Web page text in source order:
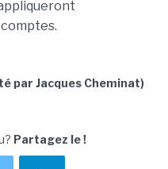
par Jacques Cheminat)
Partagez le !